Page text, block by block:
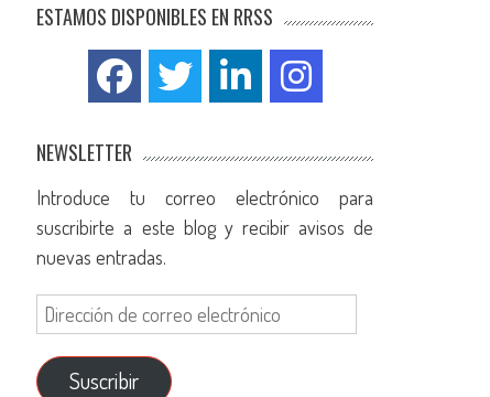
ESTAMOS DISPONIBLES EN RRSS
NEWSLETTER
Introduce tu correo electrónico para
suscribirte a este blog y recibir avisos de
nuevas entradas.
Suscribir